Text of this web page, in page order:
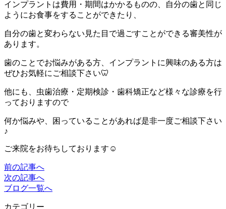
インプラントは費用・期間はかかるものの、自分の歯と同じ
ようにお食事をすることができたり、
自分の歯と変わらない見た目で過ごすことができる審美性が
あります。
歯のことでお悩みがある方、インプラントに興味のある方は
ぜひお気軽にご相談下さい🦷
他にも、虫歯治療・定期検診・歯科矯正など様々な診療を行
っておりますので
何か悩みや、困っていることがあれば是非一度ご相談下さい
♪
ご来院をお待ちしております☺
前の記事へ
次の記事へ
ブログ一覧へ
カテゴリー